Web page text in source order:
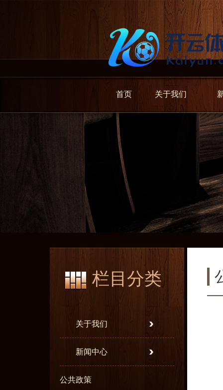
首页 关于我们
栏目分类
关于我们
新闻中心
公共政策